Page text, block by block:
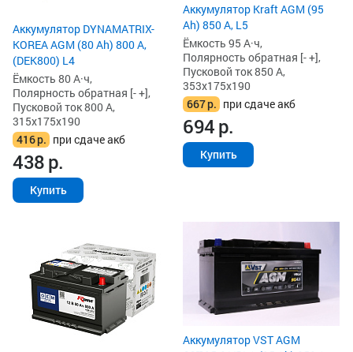
Аккумулятор DYNAMATRIX-
KOREA AGM (80 Ah) 800 А,
(DEK800) L4
Ёмкость 80 А·ч,
Полярность обратная [- +],
Пусковой ток 800 А,
315x175x190
416р. при сдаче акб
438р.
Купить
Аккумулятор Kraft AGM (95
Ah) 850 А, L5
Ёмкость 95 А·ч,
Полярность обратная [- +],
Пусковой ток 850 А,
353x175x190
667р. при сдаче акб
694р.
Купить
Аккумулятор VST AGM